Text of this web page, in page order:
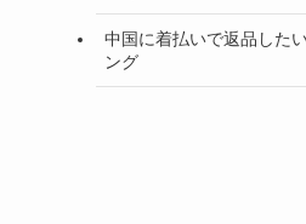
中国に着払いで返品した
ング